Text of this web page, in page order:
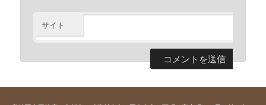
サイト